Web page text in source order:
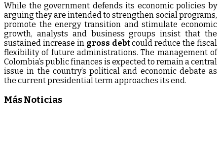
While the government defends its economic policies by
arguing they are intended to strengthen social programs,
promote the energy transition and stimulate economic
growth, analysts and business groups insist that the
sustained increase in gross debtcould reduce the fiscal
flexibility of future administrations. The management of
Colombia’s public finances is expected to remain a central
issue in the country’s political and economic debate as
the current presidential term approaches its end.
Más Noticias